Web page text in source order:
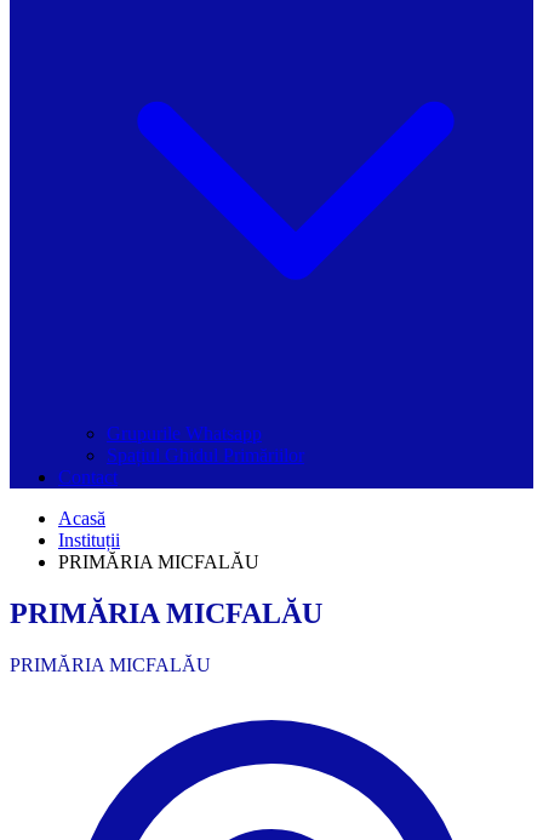
Grupurile Whatsapp
Spațiul Ghidul Primăriilor
Contact
Acasă
Instituții
PRIMĂRIA MICFALĂU
PRIMĂRIA MICFALĂU
PRIMĂRIA MICFALĂU